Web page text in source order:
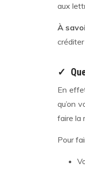
aux
À
créditer
✓
En
qu’on
faire la
Pour